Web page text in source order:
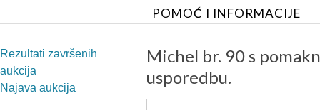
POMOĆ I INFORMACIJE
Rezultati završenih
aukcija
Najava aukcija
Michel br. 90 s
usporedbu.